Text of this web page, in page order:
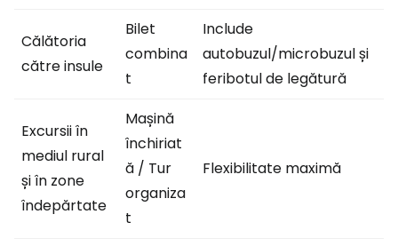
Călătoria
către insule
Bilet
combina
t
Include
autobuzul/microbuzul și
feribotul de legătură
Excursii în
mediul rural
și în zone
îndepărtate
Mașină
închiriat
ă / Tur
organiza
t
Flexibilitate maximă